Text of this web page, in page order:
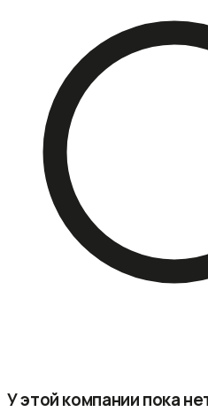
У этой компании пока